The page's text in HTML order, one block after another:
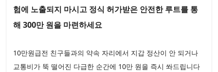
험에 노출되지 마시고 정식 허가받은 안전한 루트를 통
해 300만 원을 마련하세요
10만원급전 친구들과의 약속 자리에서 지갑 정산이 안 되거나
교통비가 뚝 떨어진 다급한 순간에 10만 원을 즉시 쏴드립니다